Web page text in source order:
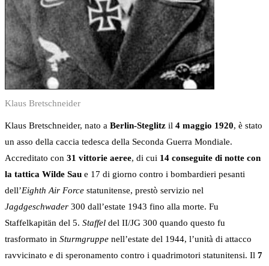
Klaus Bretschneider
Klaus Bretschneider, nato a Berlin-Steglitz il 4 maggio 1920, è stato
un asso della caccia tedesca della Seconda Guerra Mondiale.
Accreditato con 31 vittorie aeree, di cui 14 conseguite di notte con
la tattica Wilde Sau e 17 di giorno contro i bombardieri pesanti
dell’Eighth Air Force statunitense, prestò servizio nel
Jagdgeschwader 300 dall’estate 1943 fino alla morte. Fu
Staffelkapitän del 5. Staffel del II/JG 300 quando questo fu
trasformato in Sturmgruppe nell’estate del 1944, l’unità di attacco
ravvicinato e di speronamento contro i quadrimotori statunitensi. Il 7